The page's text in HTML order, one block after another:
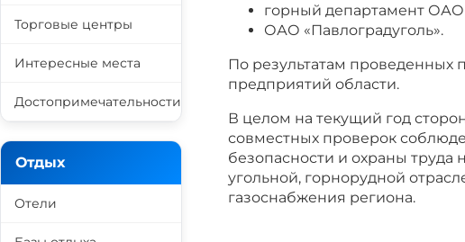
горный департамент
ОАО «Павлоградуголь».
По результатам проведенных
предприятий области.
В целом на текущий год
совместных проверок
безопасности и охраны труда
угольной, горнорудной
газоснабжения региона.
Торговые центры
Интересные места
Достопримечательности
Отдых
Отели